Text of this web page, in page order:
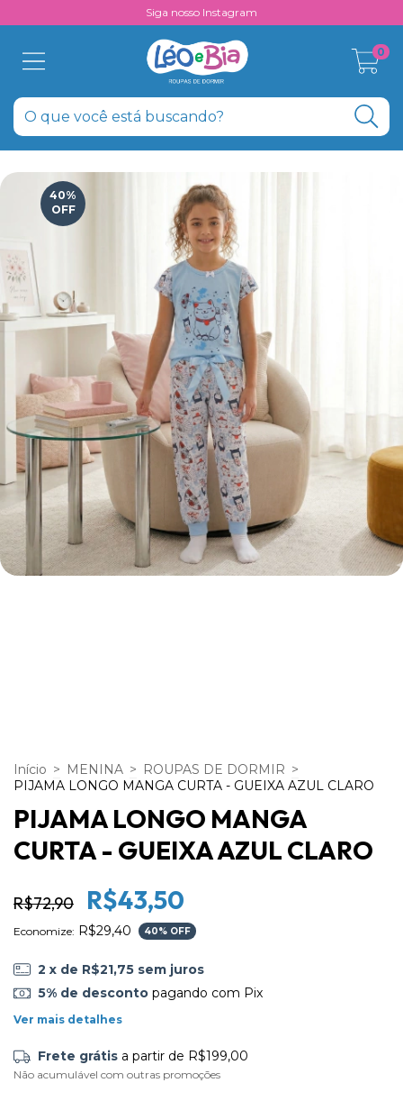
Siga nosso Instagram
0
40%
OFF
Início > MENINA > ROUPAS DE DORMIR >
PIJAMA LONGO MANGA CURTA - GUEIXA AZUL CLARO
PIJAMA LONGO MANGA
CURTA - GUEIXA AZUL CLARO
R$72,90 R$43,50
Economize: R$29,40 40% OFF
2 x de R$21,75 sem juros
5% de descontopagando com Pix
Ver mais detalhes
Frete grátis a partir de R$199,00
Não acumulável com outras promoções